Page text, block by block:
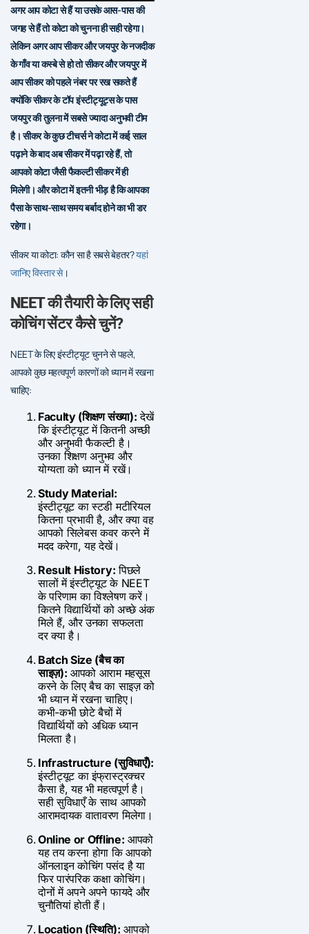
अगर आप कोटा से हैं या उसके आस-पास की
जगह से हैं तो कोटा को चुनना ही सही रहेगा।
लेकिन अगर आप सीकर और जयपुर के नजदीक
के गाँव या कस्बे से हो तो सीकर और जयपुर में
आप सीकर को पहले नंबर पर रख सकते हैं
क्योंकि सीकर के टॉप इंस्टीट्यूट्स के पास
जयपुर की तुलना में सबसे ज्यादा अनुभवी टीम
है। सीकर के कुछ टीचर्स ने कोटा में कई साल
पढ़ाने के बाद अब सीकर में पढ़ा रहे हैं, तो
आपको कोटा जैसी फैकल्टी सीकर में ही
मिलेगी। और कोटा में इतनी भीड़ है कि आपका
पैसा के साथ-साथ समय बर्बाद होने का भी डर
रहेगा।
सीकर या कोटा: कौन सा है सबसे बेहतर?यहां
जानिए विस्तार से।
NEET की तैयारी के लिए सही
कोचिंग सेंटर कैसे चुनें?
NEET के लिए इंस्टीट्यूट चुनने से पहले,
आपको कुछ महत्वपूर्ण कारणों को ध्यान में रखना
चाहिए:
Faculty (शिक्षण संख्या): देखें
कि इंस्टीट्यूट में कितनी अच्छी
और अनुभवी फैकल्टी है।
उनका शिक्षण अनुभव और
योग्यता को ध्यान में रखें।
Study Material:
इंस्टीट्यूट का स्टडी मटीरियल
कितना प्रभावी है, और क्या वह
आपको सिलेबस कवर करने में
मदद करेगा, यह देखें।
Result History: पिछले
सालों में इंस्टीट्यूट के NEET
के परिणाम का विश्लेषण करें।
कितने विद्यार्थियों को अच्छे अंक
मिले हैं, और उनका सफलता
दर क्या है।
Batch Size (बैच का
साइज़): आपको आराम महसूस
करने के लिए बैच का साइज़ को
भी ध्यान में रखना चाहिए।
कभी-कभी छोटे बैचों में
विद्यार्थियों को अधिक ध्यान
मिलता है।
Infrastructure (सुविधाएँ):
इंस्टीट्यूट का इंफ्रास्ट्रक्चर
कैसा है, यह भी महत्वपूर्ण है।
सही सुविधाएँ के साथ आपको
आरामदायक वातावरण मिलेगा।
Online or Offline: आपको
यह तय करना होगा कि आपको
ऑनलाइन कोचिंग पसंद है या
फिर पारंपरिक कक्षा कोचिंग।
दोनों में अपने अपने फायदे और
चुनौतियां होती हैं।
Location (स्थिति): आपको